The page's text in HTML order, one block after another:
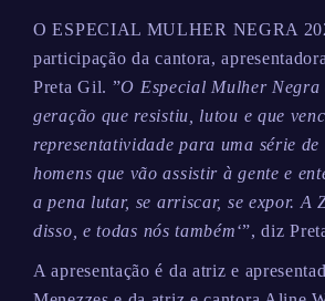
O ESPECIAL MULHER NEGRA
participação da cantora,
Preta Gil. ”O Especial Mulher Negra
geração que resistiu, lutou e que
representatividade para uma série de
homens que vão assistir à gente e
a pena lutar, se arriscar, se expor. A
disso, e todas nós também‘”, diz
A apresentação é da atriz e